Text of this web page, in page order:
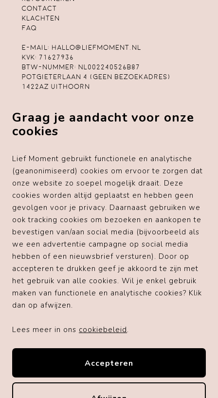
Contact
Klachten
FAQ
E-mail: hallo@liefmoment.nl
KvK: 71627936
Btw-nummer: NL002240526B87
Potgieterlaan 4 (geen bezoekadres)
1422AZ Uithoorn
Privacybeleid
Cookiebeleid
Disclaimer
Voorgaande klanten
" Top!! Super netjes verpakt en echt een feestje om
uit te pakken. Service is ook heel goed. Gemakkelijk
contact kunnen maken met de eigenaresse en snelle
reactie ontvangen. Lisanne zorgt er echt voor dat
alles naar wens is! "
Lees meer reviews op Trustpilot
Blij met je bestelling? Laat een review
Graag je aandacht voor onze
cookies
Lief Moment gebruikt functionele en analytische
(geanonimiseerd) cookies om ervoor te zorgen dat
onze website zo soepel mogelijk draait. Deze
cookies worden altijd geplaatst en hebben geen
gevolgen voor je privacy. Daarnaast gebruiken we
ook tracking cookies om bezoeken en aankopen te
bevestigen van/aan social media (bijvoorbeeld als
we een advertentie campagne op social media
hebben of een nieuwsbrief versturen). Door op
accepteren te drukken geef je akkoord te zijn met
het gebruik van alle cookies. Wil je enkel gebruik
maken van functionele en analytische cookies? Klik
dan op afwijzen.
Lees meer in ons cookiebeleid.
Accepteren